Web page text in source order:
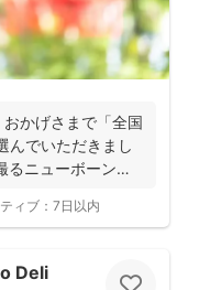
かげさまで「全国
んでいただきまし
ニューボーンフ
ィブ： 7日以内
Deli